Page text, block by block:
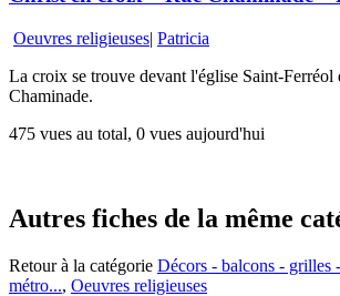
Oeuvres religieuses| Patricia
La croix se trouve devant l'église Saint-Ferréol
Chaminade.
475 vues au total, 0 vues aujourd'hui
Autres fiches de la même
Retour à la catégorie Décors - balcons - grilles
métro..., Oeuvres religieuses